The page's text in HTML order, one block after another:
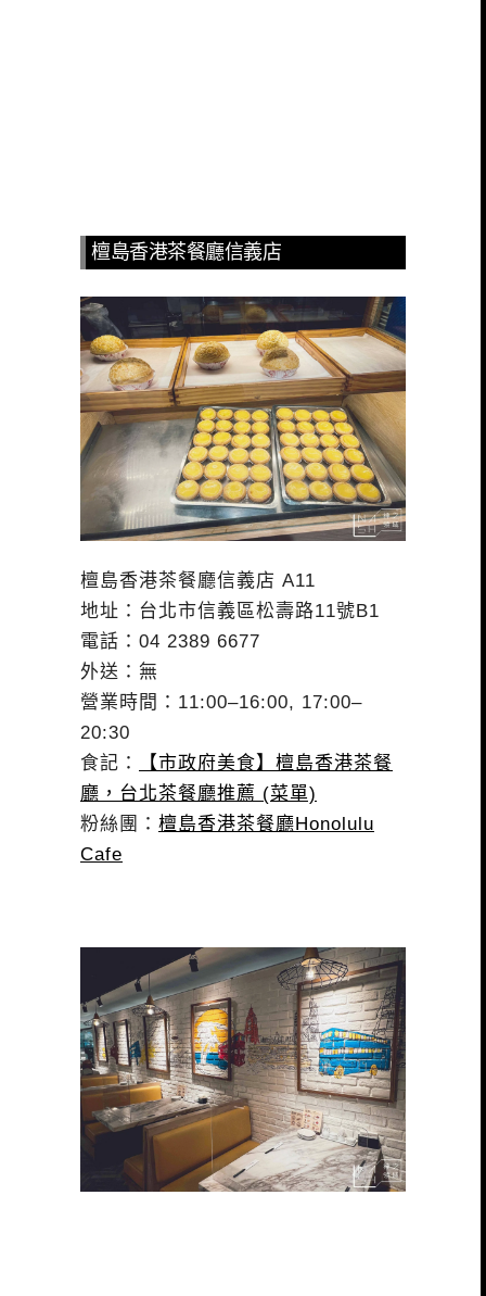
檀島香港茶餐廳信義店
檀島香港茶餐廳信義店 A11
地址：台北市信義區松壽路11號B1
電話：04 2389 6677
外送：無
營業時間：11:00–16:00, 17:00–
20:30
食記：
【市政府美食】檀島香港茶餐
廳，台北茶餐廳推薦 (菜單)
粉絲團： 檀島香港茶餐廳Honolulu
Cafe